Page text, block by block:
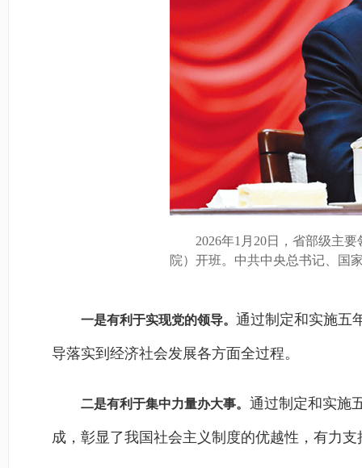
2026年1月20日，省部级主要
院）开班。中共中央总书记、国
一是有利于实现党的领导。 通过制定和实施五
导落实到经济社会发展各方面全过程。
二是有利于集中力量办大事。 通过制定和实施
成，彰显了我国社会主义制度的优越性，有力